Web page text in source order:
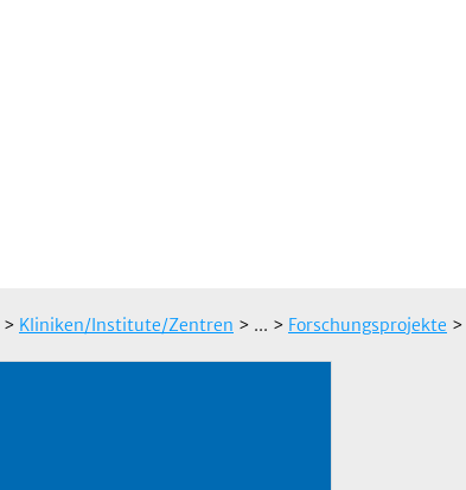
> Kliniken/Institute/Zentren > ... > Forschungsprojekte >